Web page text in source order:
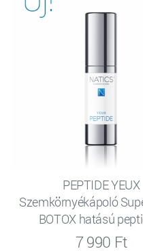
PEPTIDE YEUX
Szemkörnyékápoló
BOTOX hatású
7 990 Ft